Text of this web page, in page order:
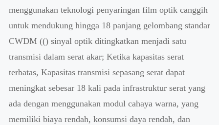
menggunakan teknologi penyaringan film optik canggih
untuk mendukung hingga 18 panjang gelombang standar
CWDM (() sinyal optik ditingkatkan menjadi satu
transmisi dalam serat akar; Ketika kapasitas serat
terbatas, Kapasitas transmisi sepasang serat dapat
meningkat sebesar 18 kali pada infrastruktur serat yang
ada dengan menggunakan modul cahaya warna, yang
memiliki biaya rendah, konsumsi daya rendah, dan